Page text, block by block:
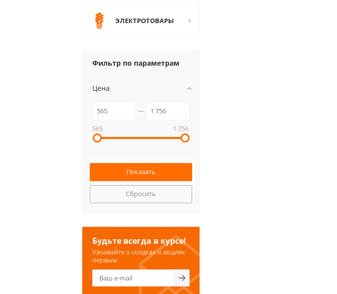
ЭЛЕКТРОТОВАРЫ
Фильтр по параметрам
Цена
565 1 756
Сбросить
Будьте всегда в курсе!
Узнавайте о скидках и акциях
первым